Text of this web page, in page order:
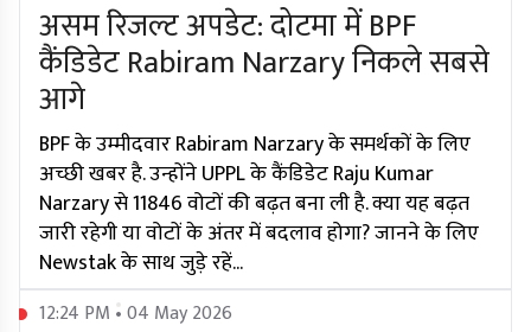
असम रिजल्ट अपडेट: दोटमा में BPF
कैंडिडेट Rabiram Narzary निकले सबसे
आगे
BPF के उम्मीदवार Rabiram Narzary के समर्थकों के लिए
अच्छी खबर है. उन्होंने UPPL के कैंडिडेट Raju Kumar
Narzary से 11846 वोटों की बढ़त बना ली है. क्या यह बढ़त
जारी रहेगी या वोटों के अंतर में बदलाव होगा? जानने के लिए
Newstak के साथ जुड़े रहें...
12:24 PM • 04 May 2026